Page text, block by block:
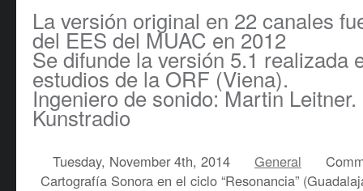
La versión original en 22 canales
del EES del MUAC en 2012
Se difunde la versión 5.1 realizada
estudios de la ORF (Viena).
Ingeniero de sonido: Martin
Kunstradio
Tuesday, November 4th, 2014 General
Cartografía Sonora en el ciclo “Resonancia”